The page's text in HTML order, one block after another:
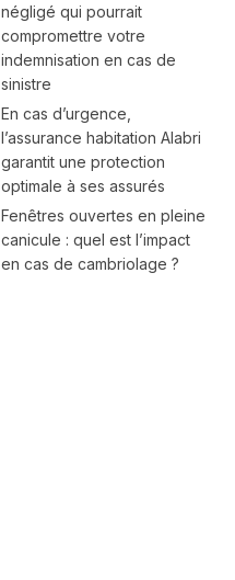
négligé qui pourrait
compromettre votre
indemnisation en cas de
sinistre
En cas d’urgence,
l’assurance habitation Alabri
garantit une protection
optimale à ses assurés
Fenêtres ouvertes en pleine
canicule : quel est l’impact
en cas de cambriolage ?